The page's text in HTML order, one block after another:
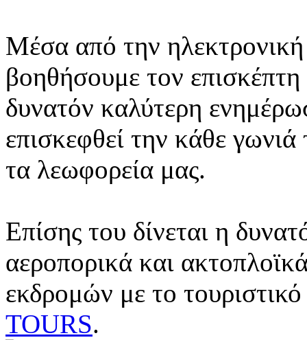
Μέσα από την ηλεκτρονική
βοηθήσουμε τον
δυνατόν καλύτερη
επισκεφθεί την κάθε
τα λεωφορεία μας.
Επίσης του δίνεται η
αεροπορικά και
εκδρομών με το
TOURS.